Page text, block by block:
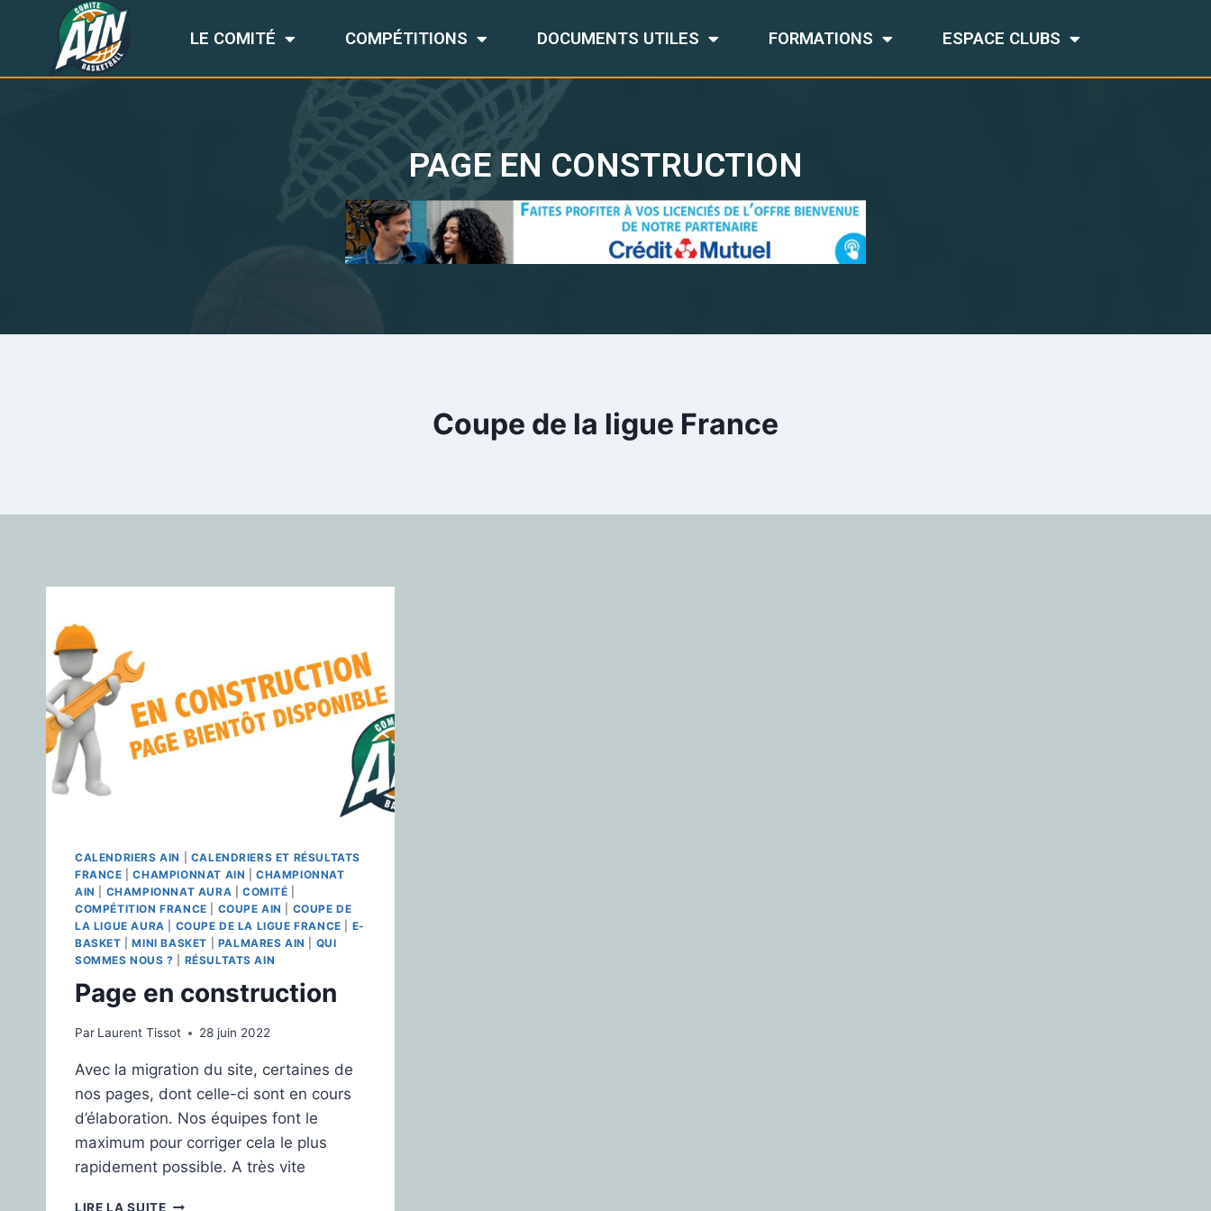
LE COMITÉ COMPÉTITIONS DOCUMENTS UTILES FORMATIONS ESPACE CLUBS
PAGE EN CONSTRUCTION
Coupe de la ligue France
CALENDRIERS AIN
CALENDRIERS ET RÉSULTATS
FRANCE |CHAMPIONNAT AIN |CHAMPIONNAT
AIN
CHAMPIONNAT AURA COMITÉ
COMPÉTITION FRANCE
COUPE AIN
COUPE DE
LA LIGUE AURA
COUPE DE LA LIGUE FRANCE
E-
BASKET |MINI BASKET PALMARES AIN
QUI
SOMMES NOUS ?
RÉSULTATS AIN
Page en construction
Par Laurent Tissot 28 juin 2022
Avec la migration du site, certaines de
nos pages, dont celle-ci sont en cours
d’élaboration. Nos équipes font le
maximum pour corriger cela le plus
rapidement possible. A très vite
LIRE LA SUITE